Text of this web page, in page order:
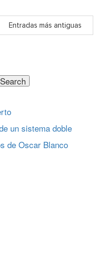
Entradas más antiguas
un sistema doble
de Oscar Blanco